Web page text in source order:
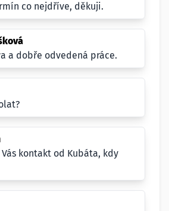
co nejdříve, děkuji.
a dobře odvedená práce.
kontakt od Kubáta, kdy